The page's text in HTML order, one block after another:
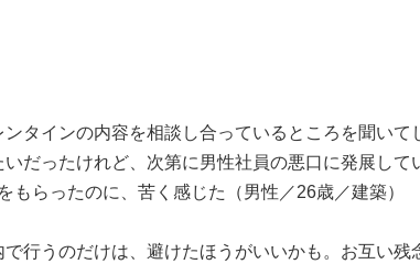
タインの内容を相談し合っているところを聞いて
だったけれど、次第に男性社員の悪口に発展して
もらったのに、苦く感じた（男性／26歳／建築）
行うのだけは、避けたほうがいいかも。お互い残